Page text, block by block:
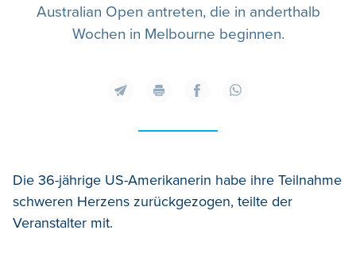
Australian Open antreten, die in anderthalb
Wochen in Melbourne beginnen.
Die 36-jährige US-Amerikanerin habe ihre Teilnahme
schweren Herzens zurückgezogen, teilte der
Veranstalter mit.